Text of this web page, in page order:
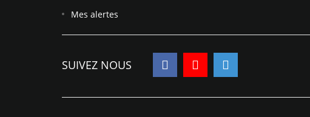
Mes alertes
SUIVEZ NOUS